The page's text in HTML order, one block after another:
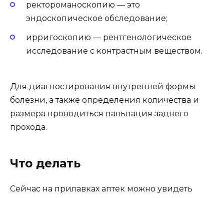
ректороманоскопию — это
эндоскопическое обследование;
ирригоскопию — рентгенологическое
исследование с контрастным веществом.
Для диагностирования внутренней формы
болезни, а также определения количества и
размера проводиться пальпация заднего
прохода.
Что делать
Сейчас на прилавках аптек можно увидеть